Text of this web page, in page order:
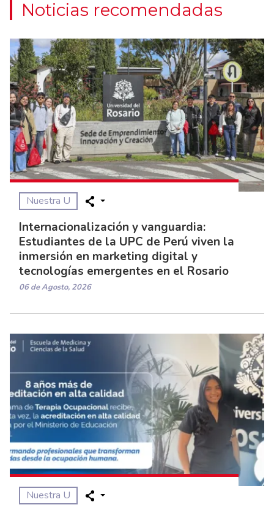
Noticias recomendadas
Nuestra U
Internacionalización y vanguardia:
Estudiantes de la UPC de Perú viven la
inmersión en marketing digital y
tecnologías emergentes en el Rosario
06 de Agosto, 2026
Nuestra U